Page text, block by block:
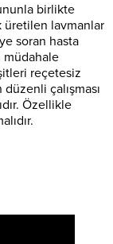
birlikte
üretilen lavmanlar
soran hasta
müdahale
reçetesiz
çalışması
Özellikle